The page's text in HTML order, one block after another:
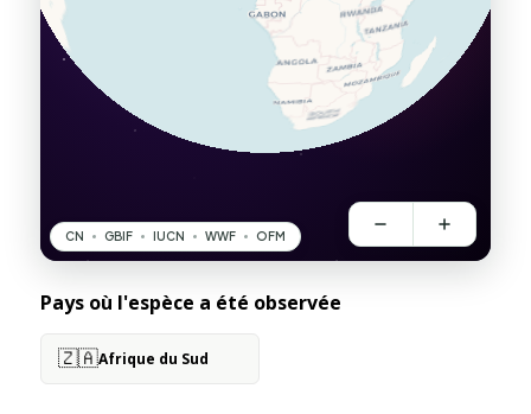
Pays où l'espèce a été observée
🇿🇦Afrique du Sud